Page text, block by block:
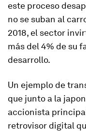
este proceso
no se suban al
2018, el sector
más del 4% de su
desarrollo.
Un ejemplo de
que junto a la
accionista
retrovisor digital